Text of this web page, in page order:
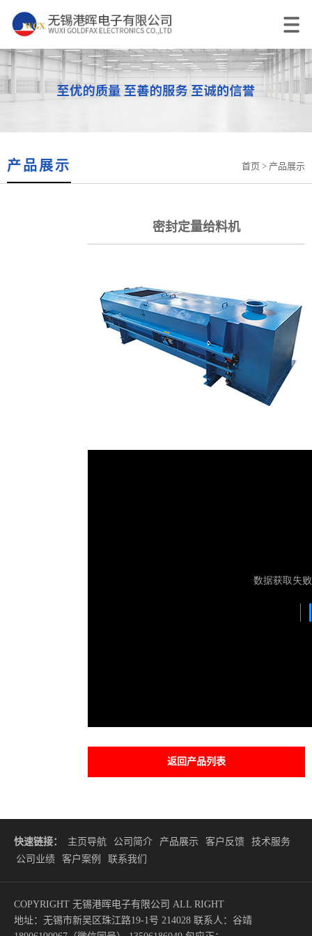
产品展示 首页 > 产品展示
密封定量给料机
返回产品列表
快速链接： 主页导航 公司简介 产品展示 客户反馈
技术服务
公司业绩
客户案例 联系我们
COPYRIGHT 无锡港晖电子有限公司 ALL RIGHT
地址：无锡市新吴区珠江路19-1号 214028 联系人：谷靖